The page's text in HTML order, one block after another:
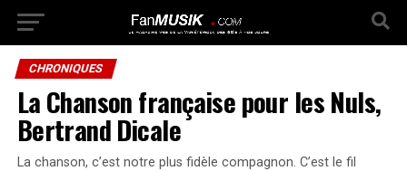
CHRONIQUES
La Chanson française pour les Nuls,
Bertrand Dicale
La chanson, c’est notre plus fidèle compagnon. C’est le fil